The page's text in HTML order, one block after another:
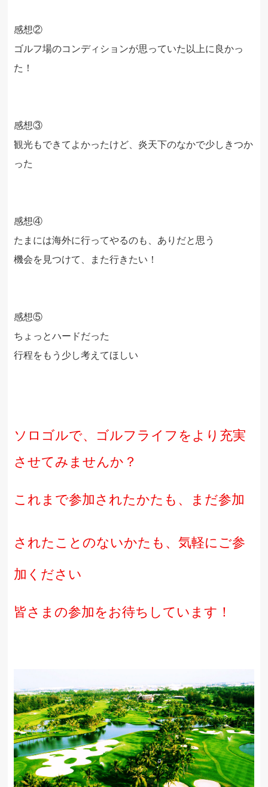
感想②
ゴルフ場のコンディションが思っていた以上に良かっ
た！
感想③
観光もできてよかったけど、炎天下のなかで少しきつか
った
感想④
たまには海外に行ってやるのも、ありだと思う
機会を見つけて、また行きたい！
感想⑤
ちょっとハードだった
行程をもう少し考えてほしい
ソロゴルで、ゴルフライフをより充実
させてみませんか？
これまで参加されたかたも、まだ参加
されたことのないかたも、気軽に ご参
加ください
皆さまの参加をお待ちしています！